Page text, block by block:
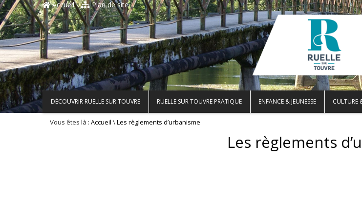
Accueil Plan de site
DÉCOUVRIR RUELLE SUR TOUVRE RUELLE SUR TOUVRE PRATIQUE ENFANCE & JEUNESSE CULTURE
Vous êtes là : Accueil \Les règlements d’urbanisme
Les règlements